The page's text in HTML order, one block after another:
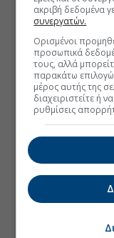
ακριβή δεδομένα
συνεργατών.
Ορισμένοι
προσωπικά
τους, αλλά
παρακάτω
μέρος αυτής της
διαχειριστείτε ή
ρυθμίσεις